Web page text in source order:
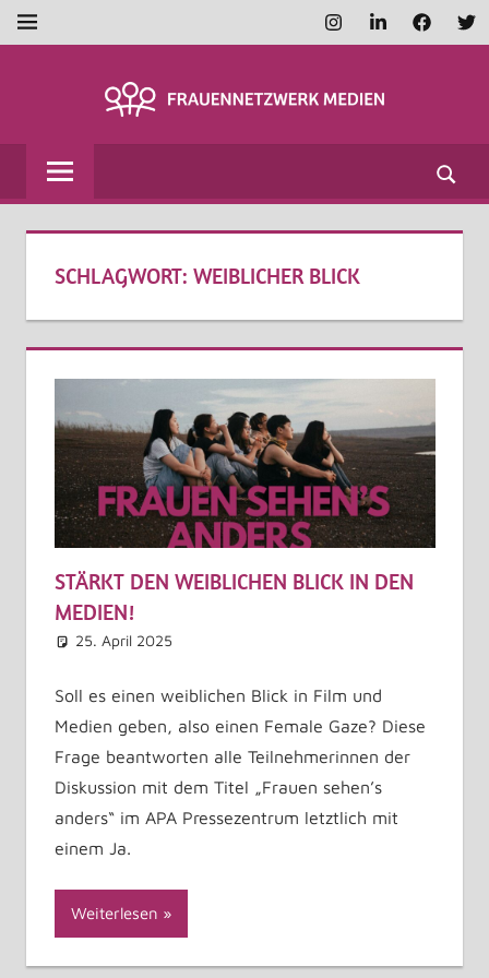
Zum
Inhalt
InstagramLinkedIn
MENÜ
MEDIEN
SCHLAGWORT: WEIBLICHER BLICK
STÄRKT DEN WEIBLICHEN BLICK IN DEN
MEDIEN!
25. April 2025
Soll es einen weiblichen Blick in Film und
Medien geben, also einen Female Gaze? Diese
Frage beantworten alle Teilnehmerinnen der
Diskussion mit dem Titel „Frauen sehen’s
anders“ im APA Pressezentrum letztlich mit
einem Ja.
Weiterlesen